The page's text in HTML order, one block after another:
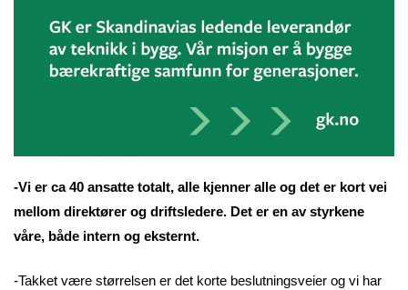
-Vi er ca 40 ansatte totalt, alle kjenner alle og det er kort vei
mellom direktører og driftsledere. Det er en av styrkene
våre, både intern og eksternt.
-Takket være størrelsen er det korte beslutningsveier og vi har